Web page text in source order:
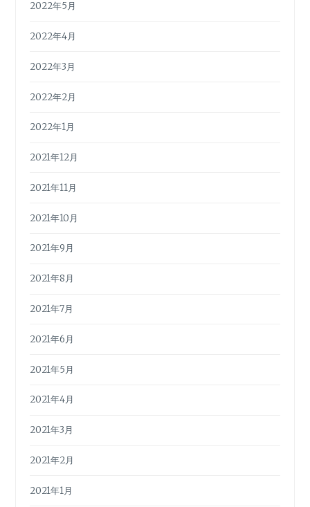
2022年5月
2022年4月
2022年3月
2022年2月
2022年1月
2021年12月
2021年11月
2021年10月
2021年9月
2021年8月
2021年7月
2021年6月
2021年5月
2021年4月
2021年3月
2021年2月
2021年1月